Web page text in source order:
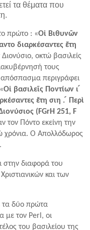
τα θέματα που
πρώτο : «Oἱ Βιθυνῶν
διαρκέσαντες ἔτη
οκτώ βασιλείς
τους
απόσπασμα περιγράφει
Oἱ βασιλεῖς Ποντίων ι ́
ἔτη σιη . ́ Περὶ
(FGrH 251, F
τον Πόντο εκείνη την
χρόνια. Ο Απολλόδωρος
στην διαφορά του
και των
τα δύο πρώτα
με τον Perl, οι
του βασιλείου της